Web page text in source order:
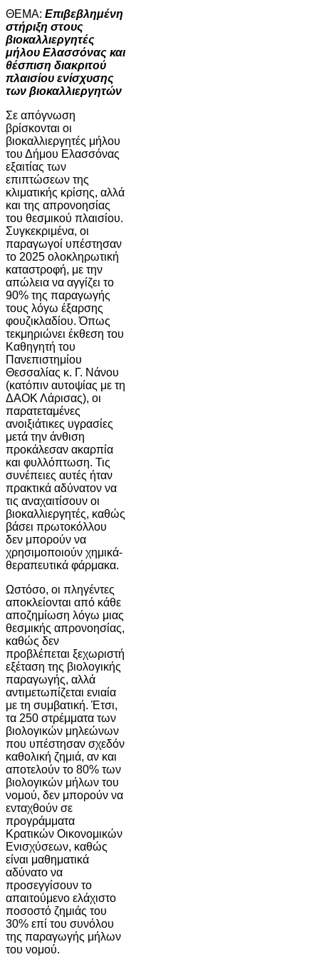
ΘΕΜΑ: Επιβεβλημένη
στήριξη στους
βιοκαλλιεργητές
μήλου Ελασσόνας και
θέσπιση διακριτού
πλαισίου ενίσχυσης
των βιοκαλλιεργητών
Σε απόγνωση
βρίσκονται οι
βιοκαλλιεργητές μήλου
του Δήμου Ελασσόνας
εξαιτίας των
επιπτώσεων της
κλιματικής κρίσης, αλλά
και της απρονοησίας
του θεσμικού πλαισίου.
Συγκεκριμένα, οι
παραγωγοί υπέστησαν
το 2025 ολοκληρωτική
καταστροφή, με την
απώλεια να αγγίζει το
90% της παραγωγής
τους λόγω έξαρσης
φουζικλαδίου. Όπως
τεκμηριώνει έκθεση του
Καθηγητή του
Πανεπιστημίου
Θεσσαλίας κ. Γ. Νάνου
(κατόπιν αυτοψίας με τη
ΔΑΟΚ Λάρισας), οι
παρατεταμένες
ανοιξιάτικες υγρασίες
μετά την άνθιση
προκάλεσαν ακαρπία
και φυλλόπτωση. Τις
συνέπειες αυτές ήταν
πρακτικά αδύνατον να
τις αναχαιτίσουν οι
βιοκαλλιεργητές, καθώς
βάσει πρωτοκόλλου
δεν μπορούν να
χρησιμοποιούν χημικά-
θεραπευτικά φάρμακα.
Ωστόσο, οι πληγέντες
αποκλείονται από κάθε
αποζημίωση λόγω μιας
θεσμικής απρονοησίας,
καθώς δεν
προβλέπεται ξεχωριστή
εξέταση της βιολογικής
παραγωγής, αλλά
αντιμετωπίζεται ενιαία
με τη συμβατική. Έτσι,
τα 250 στρέμματα των
βιολογικών μηλεώνων
που υπέστησαν σχεδόν
καθολική ζημιά, αν και
αποτελούν το 80% των
βιολογικών μήλων του
νομού, δεν μπορούν να
ενταχθούν σε
προγράμματα
Κρατικών Οικονομικών
Ενισχύσεων, καθώς
είναι μαθηματικά
αδύνατο να
προσεγγίσουν το
απαιτούμενο ελάχιστο
ποσοστό ζημιάς του
30% επί του συνόλου
της παραγωγής μήλων
του νομού.